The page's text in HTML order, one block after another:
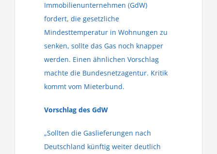
Immobilienunternehmen (GdW)
fordert, die gesetzliche
Mindesttemperatur in Wohnungen zu
senken, sollte das Gas noch knapper
werden. Einen ähnlichen Vorschlag
machte die Bundesnetzagentur. Kritik
kommt vom Mieterbund.
Vorschlag des GdW
„Sollten die Gaslieferungen nach
Deutschland künftig weiter deutlich